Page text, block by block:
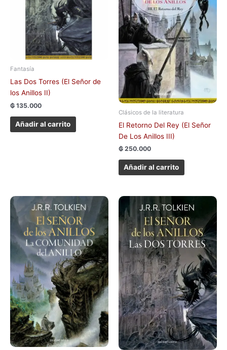
Fantasía
Las Dos Torres (El Señor de
los Anillos II)
₲ 135.000
Añadir al carrito
Clásicos de la literatura
El Retorno Del Rey (El Señor
De Los Anillos III)
₲ 250.000
Añadir al carrito